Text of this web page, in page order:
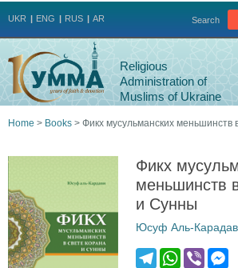
Search
UKR ENG RUS AR
Religious
Administration of
Muslims of Ukraine
here
Home > Books > Фикх мусульманских меньшинств
Фикх
меньшинств
и Сунны
Юсуф Аль-
T
W
V